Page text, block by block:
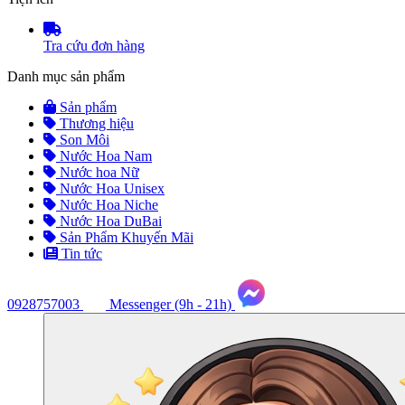
Tra cứu đơn hàng
Danh mục sản phẩm
Sản phẩm
Thương hiệu
Son Môi
Nước Hoa Nam
Nước hoa Nữ
Nước Hoa Unisex
Nước Hoa Niche
Nước Hoa DuBai
Sản Phẩm Khuyến Mãi
Tin tức
Maikashop - Nước hoa chính
0928757003
Messenger (9h - 21h)